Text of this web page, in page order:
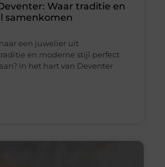
Waar traditie en
samenkomen
een juwelier uit
en moderne stijl perfect
In het hart van Deventer